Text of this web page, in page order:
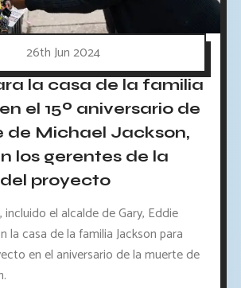
26th Jun 2024
la casa de la familia
el 15º aniversario de
de Michael Jackson,
los gerentes de la
proyecto
incluido el alcalde de Gary, Eddie
la casa de la familia Jackson para
en el aniversario de la muerte de